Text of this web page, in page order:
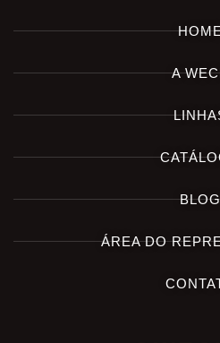
A
BLOG
ÁREA DO